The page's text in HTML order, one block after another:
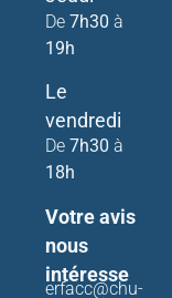
De 7h30 à
19h
Le
vendredi
De 7h30 à
18h
Votre avis
nous
intéresse
erfacc@chu-